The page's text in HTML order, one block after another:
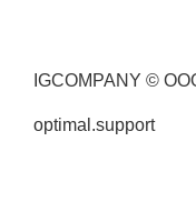
IGCOMPANY ©
optimal.support